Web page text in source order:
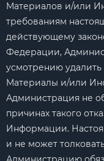
Материалов и/или
требованиям
действующему
Федерации,
усмотрению
Материалы и/или
Администрация не
причинах такого
Информации.
и не может